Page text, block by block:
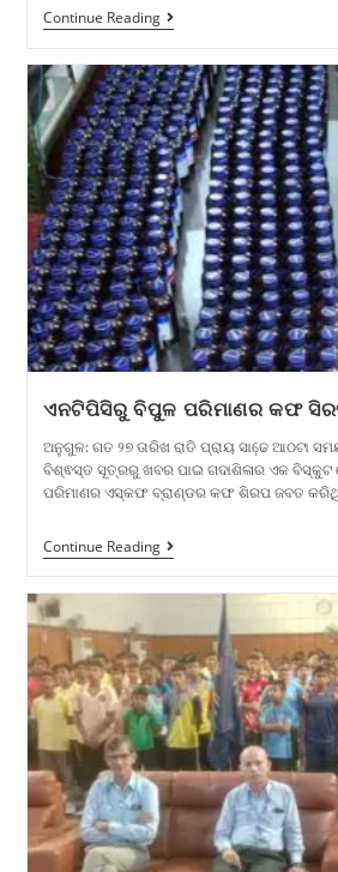
Continue Reading
ଏନଟିପିସିରୁ ବିପୁଳ ପରିମାଣର କଫ
ଅନୁଗୁଳ: ଗତ ୨୭ ତାରିଖ ରାତି ପ୍ରାୟ ସାଢେ଼ ଆଠଟା
ବିଶ୍ଵସ୍ତ ସୂତ୍ରରୁ ଖବର ପାଇ ଗଦାଶିଳାର ଏକ
ପରିମାଣର ଏସ୍କଫ ବ୍ରାଣ୍ଡର କଫ ଶିରପ ଜବତ
Continue Reading